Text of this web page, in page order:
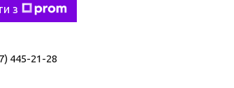
з
445-21-28